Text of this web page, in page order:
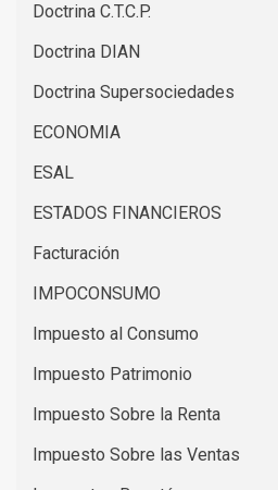
Doctrina C.T.C.P.
Doctrina DIAN
Doctrina Supersociedades
ECONOMIA
ESAL
ESTADOS FINANCIEROS
Facturación
IMPOCONSUMO
Impuesto al Consumo
Impuesto Patrimonio
Impuesto Sobre la Renta
Impuesto Sobre las Ventas